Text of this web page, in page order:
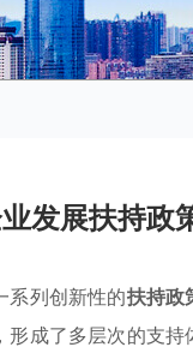
发展扶持政
系列创新性的扶持政
成了多层次的支